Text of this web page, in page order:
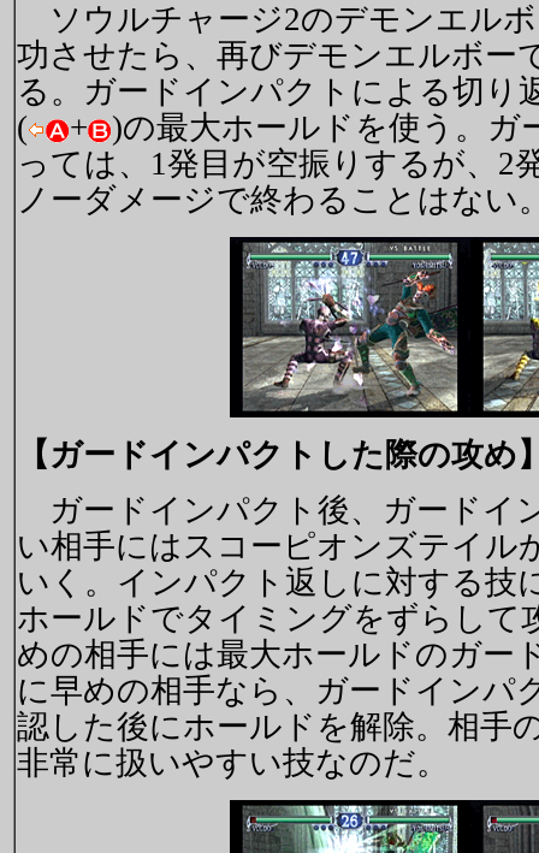
ソウルチャージ2のデモンエル
功させたら、再びデモンエルボー
る。ガードインパクトによる切り
(
+
)の最大ホールドを使う。ガ
っては、1発目が空振りするが、2
ノーダメージで終わることはない
【ガードインパクトした際の攻め
ガードインパクト後、ガードイ
い相手にはスコーピオンズテイル
いく。インパクト返しに対する技
ホールドでタイミングをずらして
めの相手には最大ホールドのガー
に早めの相手なら、ガードインパ
認した後にホールドを解除。相手
非常に扱いやすい技なのだ。